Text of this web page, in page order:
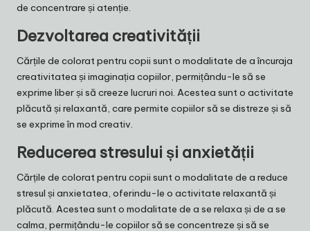
de concentrare și atenție.
Dezvoltarea creativității
Cărțile de colorat pentru copii sunt o modalitate de a încuraja
creativitatea și imaginația copiilor, permițându-le să se
exprime liber și să creeze lucruri noi. Acestea sunt o activitate
plăcută și relaxantă, care permite copiilor să se distreze și să
se exprime în mod creativ.
Reducerea stresului și anxietății
Cărțile de colorat pentru copii sunt o modalitate de a reduce
stresul și anxietatea, oferindu-le o activitate relaxantă și
plăcută. Acestea sunt o modalitate de a se relaxa și de a se
calma, permițându-le copiilor să se concentreze și să se